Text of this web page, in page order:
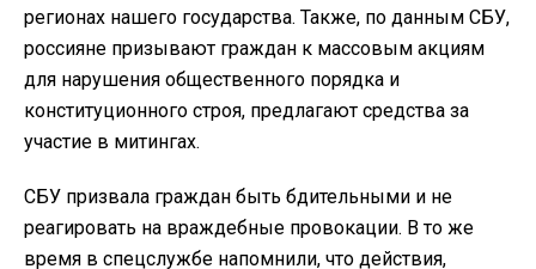
регионах нашего государства. Также, по данным СБУ,
россияне призывают граждан к массовым акциям
для нарушения общественного порядка и
конституционного строя, предлагают средства за
участие в митингах.
СБУ призвала граждан быть бдительными и не
реагировать на враждебные провокации. В то же
время в спецслужбе напомнили, что действия,